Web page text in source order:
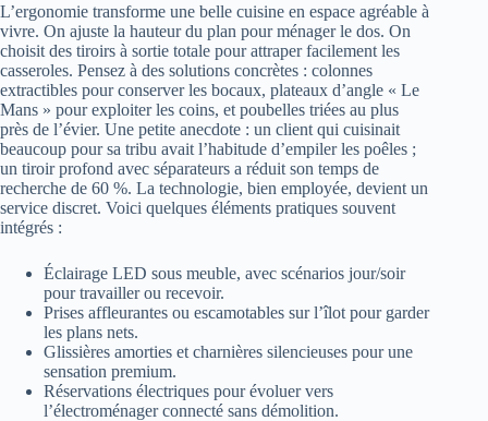
L’ergonomie transforme une belle cuisine en espace agréable à
vivre. On ajuste la hauteur du plan pour ménager le dos. On
choisit des tiroirs à sortie totale pour attraper facilement les
casseroles. Pensez à des solutions concrètes : colonnes
extractibles pour conserver les bocaux, plateaux d’angle « Le
Mans » pour exploiter les coins, et poubelles triées au plus
près de l’évier. Une petite anecdote : un client qui cuisinait
beaucoup pour sa tribu avait l’habitude d’empiler les poêles ;
un tiroir profond avec séparateurs a réduit son temps de
recherche de 60 %. La technologie, bien employée, devient un
service discret. Voici quelques éléments pratiques souvent
intégrés :
Éclairage LED sous meuble, avec scénarios jour/soir
pour travailler ou recevoir.
Prises affleurantes ou escamotables sur l’îlot pour garder
les plans nets.
Glissières amorties et charnières silencieuses pour une
sensation premium.
Réservations électriques pour évoluer vers
l’électroménager connecté sans démolition.